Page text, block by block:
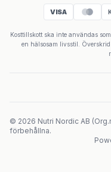
VISA
Kosttillskott ska inte användas
en hälsosam livsstil.
© 2026 Nutri Nordic AB (
förbehållna.